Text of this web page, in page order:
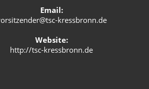
Email:
kressbronn.de
Website:
http://tsc-kressbronn.de